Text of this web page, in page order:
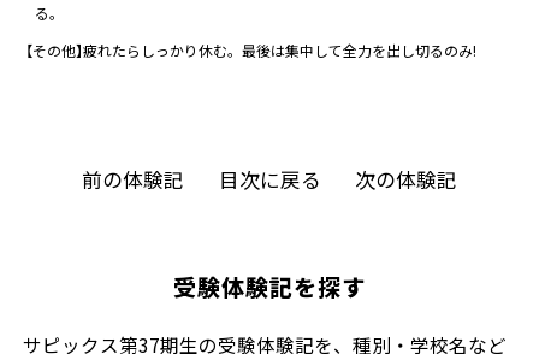
受験体験記を探す
サピックス第37期生の受験体験記を、種別・学校名など
る。
【その他】疲れたらしっかり休む。最後は集中して全力を出し切るのみ!
前の体験記 目次に戻る 次の体験記